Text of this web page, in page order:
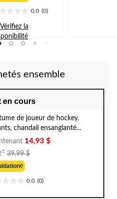
partir
0.0 (0)
Vérifiez la
ensemble
en cours
de joueur de hockey,
chandail ensanglanté
avec masque, tailles
14,93 $
± 39,99 $
0.0 (0)